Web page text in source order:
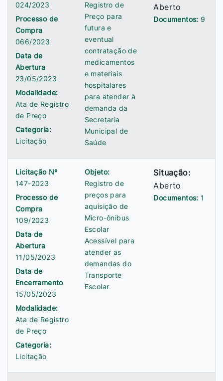
024/2023
Processo de
Compra
066/2023
Data de
Abertura
23/05/2023
Modalidade:
Ata de Registro
de Preço
Categoria:
Licitação
Registro de
Preço para
futura e
eventual
contratação de
medicamentos
e materiais
hospitalares
para atender à
demanda da
Secretaria
Municipal de
Saúde
Aberto
Documentos: 9
Licitação Nº
147-2023
Processo de
Compra
109/2023
Data de
Abertura
11/05/2023
Data de
Encerramento
15/05/2023
Modalidade:
Ata de Registro
de Preço
Categoria:
Licitação
Objeto:
Registro de
preços para
aquisição de
Micro-ônibus
Escolar
Acessível para
atender as
demandas do
Transporte
Escolar
Situação:
Aberto
Documentos:1